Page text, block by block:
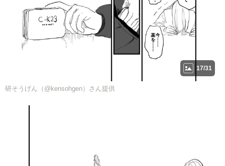
17/31
研そうげん（@kensohgen）さん提供